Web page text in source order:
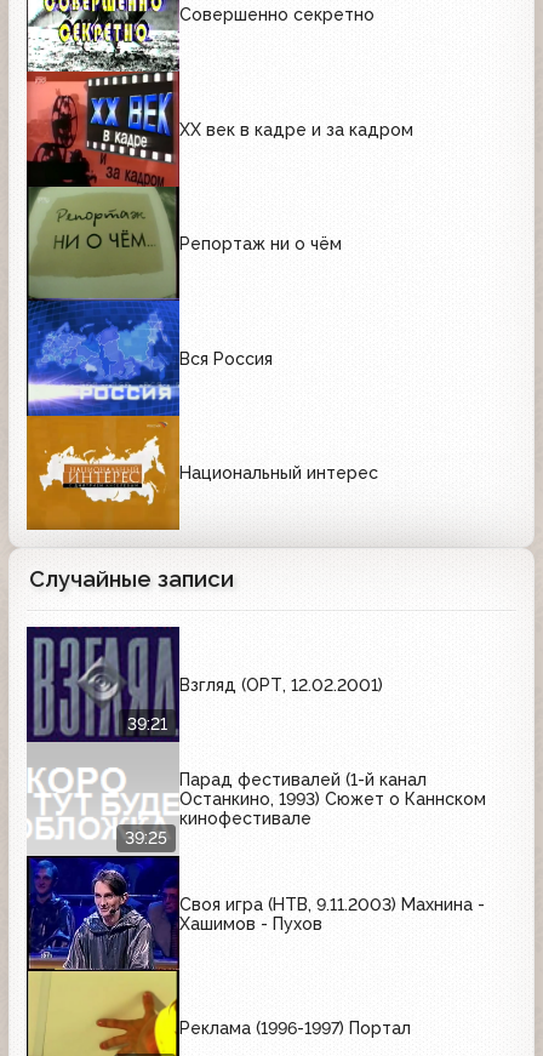
Совершенно секретно
XX век в кадре и за кадром
Репортаж ни о чём
Вся Россия
Национальный интерес
Случайные записи
39:21
Взгляд (ОРТ, 12.02.2001)
39:25
Парад фестивалей (1-й канал
Останкино, 1993) Сюжет о Каннском
кинофестивале
Своя игра (НТВ, 9.11.2003) Махнина -
Хашимов - Пухов
Реклама (1996-1997) Портал